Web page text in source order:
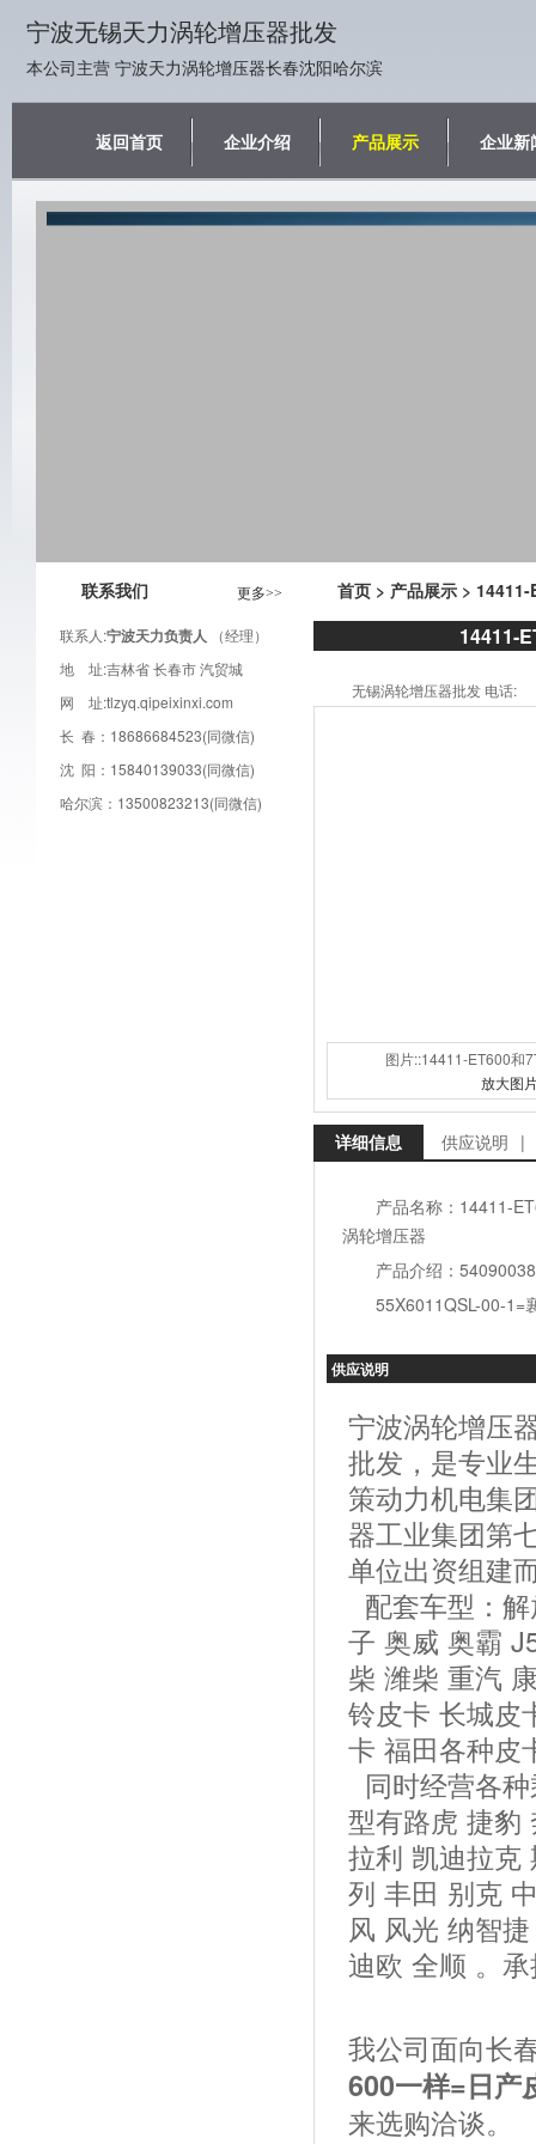
宁波无锡天力涡轮增压器批发
本公司主营 宁波天力涡轮增压器长春沈阳哈尔滨
返回首页 企业介绍 产品展示 企业新
更多>>
联系我们
联系人:宁波天力负责人 （经理）
地 址:吉林省 长春市 汽贸城
网 址:tlzyq.qipeixinxi.com
长 春：18686684523(同微信)
沈 阳：15840139033(同微信)
哈尔滨：13500823213(同微信)
首页 > 产品展示 > 14411-
14411-
无锡涡轮增压器批发 电话:
图片::14411-ET600和
放大图
详细信息 供应说明 |
产品名称：14411-
涡轮增压器
产品介绍：
55X6011QSL-00-1=
供应说明
宁波涡轮增压
批发，是专业
策动力机电集
器工业集团第
单位出资组建
配套车型：
子 奥威 奥霸
柴 潍柴 重汽
铃皮卡 长城皮
卡 福田各种皮
同时经营各
型有路虎 捷豹
拉利 凯迪拉克
列 丰田 别克
风 风光 纳智
迪欧 全顺 。
我公司面向长
600一样=日产
来选购洽谈。